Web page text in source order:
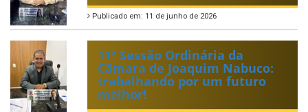
Publicado em: 11 de junho de 2026
11ª Sessão Ordinária da
Câmara de Joaquim Nabuco:
trabalhando por um futuro
melhor!